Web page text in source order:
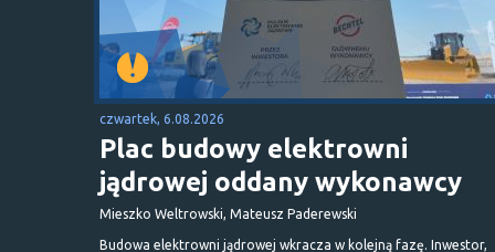
czwartek, 6.08.2026
Plac budowy elektrowni
jądrowej oddany wykonawcy
Mieszko Weltrowski, Mateusz Paderewski
Budowa elektrowni jądrowej wkracza w kolejną fazę. Inwestor,